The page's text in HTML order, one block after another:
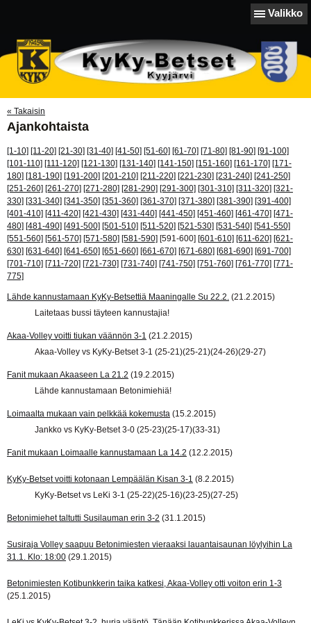
Valikko
« Takaisin
Ajankohtaista
[1-10] [11-20] [21-30] [31-40] [41-50] [51-60] [61-70] [71-80] [81-90] [91-100]
[101-110] [111-120] [121-130] [131-140] [141-150] [151-160] [161-170] [171-
180] [181-190] [191-200] [201-210] [211-220] [221-230] [231-240] [241-250]
[251-260] [261-270] [271-280] [281-290] [291-300] [301-310] [311-320] [321-
330] [331-340] [341-350] [351-360] [361-370] [371-380] [381-390] [391-400]
[401-410] [411-420] [421-430] [431-440] [441-450] [451-460] [461-470] [471-
480] [481-490] [491-500] [501-510] [511-520] [521-530] [531-540] [541-550]
[551-560] [561-570] [571-580] [581-590] [591-600] [601-610] [611-620] [621-
630] [631-640] [641-650] [651-660] [661-670] [671-680] [681-690] [691-700]
[701-710] [711-720] [721-730] [731-740] [741-750] [751-760] [761-770] [771-
775]
Lähde kannustamaan KyKy-Betsettiä Maaningalle Su 22.2. (21.2.2015)
Laitetaas bussi täyteen kannustajia!
Akaa-Volley voitti tiukan väännön 3-1 (21.2.2015)
Akaa-Volley vs KyKy-Betset 3-1 (25-21)(25-21)(24-26)(29-27)
Fanit mukaan Akaaseen La 21.2 (19.2.2015)
Lähde kannustamaan Betonimiehiä!
Loimaalta mukaan vain pelkkää kokemusta (15.2.2015)
Jankko vs KyKy-Betset 3-0 (25-23)(25-17)(33-31)
Fanit mukaan Loimaalle kannustamaan La 14.2 (12.2.2015)
KyKy-Betset voitti kotonaan Lempäälän Kisan 3-1 (8.2.2015)
KyKy-Betset vs LeKi 3-1 (25-22)(25-16)(23-25)(27-25)
Betonimiehet taltutti Susilauman erin 3-2 (31.1.2015)
Susiraja Volley saapuu Betonimiesten vieraaksi lauantaisaunan löylyihin La
31.1. Klo: 18:00 (29.1.2015)
Betonimiesten Kotibunkkerin taika katkesi, Akaa-Volley otti voiton erin 1-3
(25.1.2015)